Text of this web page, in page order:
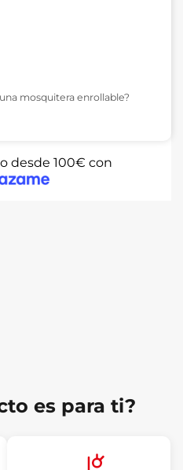
mosquitera enrollable?
desde 100€ con
es para ti?